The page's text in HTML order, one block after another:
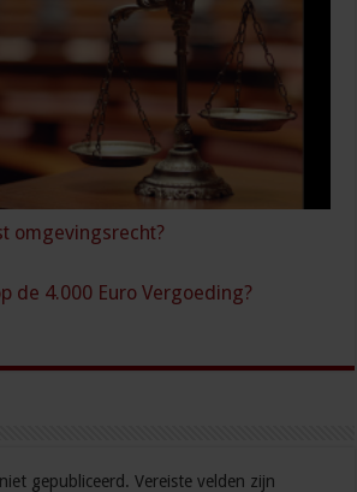
omgevingsrecht?
de 4.000 Euro Vergoeding?
gepubliceerd. Vereiste velden zijn